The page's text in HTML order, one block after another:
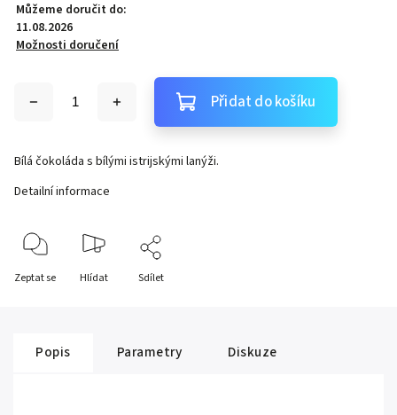
Můžeme doručit do:
11.08.2026
Možnosti doručení
Přidat do košíku
Bílá čokoláda s bílými istrijskými lanýži.
Detailní informace
Zeptat se Hlídat Sdílet
Popis Parametry Diskuze